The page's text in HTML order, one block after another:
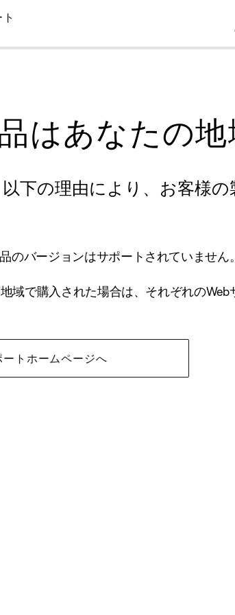
はあなたの
下の理由により、お客様
のバージョンはサポートされていません。
域で購入された場合は、それぞれの
ートホームページへ